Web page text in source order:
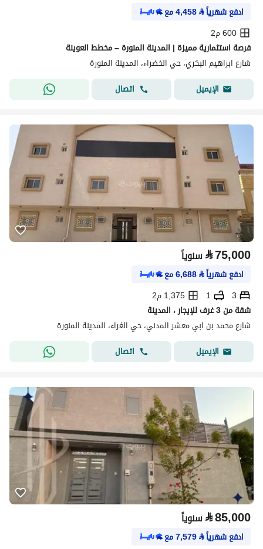
ادفع شهرياً⃁
4,458مع
600 م2
فرصة استثمارية مميزة | المدينة المنورة – مخطط العوينة
شارع ابراهيم البكري، حي الخضراء، المدينة المنورة
الإيميل
اتصال
⃁75,000 سنوياً
ادفع شهرياً⃁
6,688مع
3
1
1,375 م2
شقة من 3 غرف للإيجار ، المدينة
شارع محمد بن ابي معشر المدني، حي الغراء، المدينة المنورة
الإيميل
اتصال
⃁85,000 سنوياً
ادفع شهرياً⃁
7,579مع